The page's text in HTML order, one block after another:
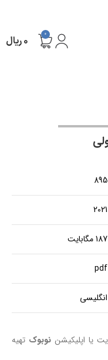
0 ۰ریال
895
2021
187 مگابایت
pdf
انگلیسی
یا اپلیکیشن نوبوک تهیه